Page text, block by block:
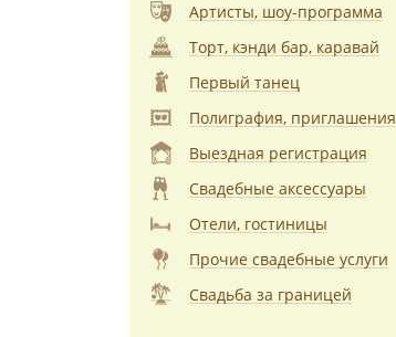
Артисты, шоу-программа
Торт, кэнди бар, каравай
Первый танец
Полиграфия, приглашения
Выездная регистрация
Свадебные аксессуары
Отели, гостиницы
Прочие свадебные услуги
Свадьба за границей